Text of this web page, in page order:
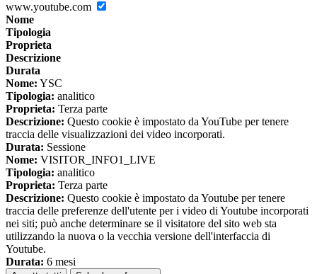
www.youtube.com
Nome
Tipologia
Proprieta
Descrizione
Durata
Nome: YSC
Tipologia: analitico
Proprieta: Terza parte
Descrizione: Questo cookie è impostato da YouTube per tenere
traccia delle visualizzazioni dei video incorporati.
Durata: Sessione
Nome: VISITOR_INFO1_LIVE
Tipologia: analitico
Proprieta: Terza parte
Descrizione: Questo cookie è impostato da Youtube per tenere
traccia delle preferenze dell'utente per i video di Youtube incorporati
nei siti; può anche determinare se il visitatore del sito web sta
utilizzando la nuova o la vecchia versione dell'interfaccia di
Youtube.
Durata: 6 mesi